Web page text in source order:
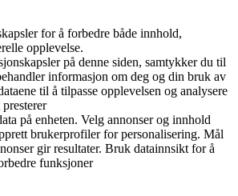
for å forbedre både innhold,
opplevelse.
på denne siden, samtykker du til
informasjon om deg og din bruk av
til å tilpasse opplevelsen og analysere
på enheten. Velg annonser og innhold
brukerprofiler for personalisering. Mål
gir resultater. Bruk datainnsikt for å
funksjoner